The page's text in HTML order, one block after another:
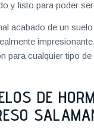
y listo para poder
acabado de un
para cualquier tipo de
DE